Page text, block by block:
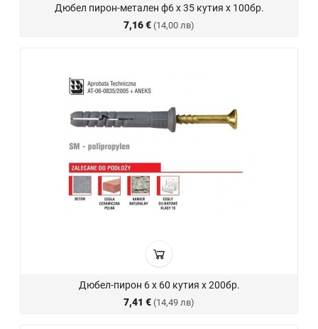
Дюбел пирон-метален ф6 х 35 кутия х 100бр.
7,16 € (14,00 лв)
Дюбел-пирон 6 х 60 кутия х 200бр.
7,41 € (14,49 лв)